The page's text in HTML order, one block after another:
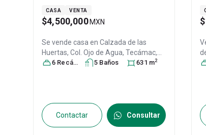
CASA VENTA
$4,500,000 MXN
Se vende casa en Calzada de las
Huertas, Col. Ojo de Agua, Tecámac,
México, México , C.P. 55770 , ID:
6 Recámara s 5 Baños 631 m2
Contactar Consultar